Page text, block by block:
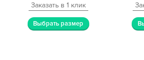
Заказать в 1 клик
Выбрать размер